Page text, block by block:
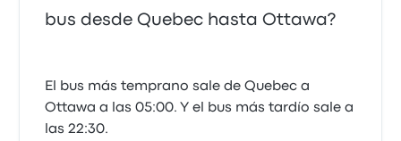
bus desde Quebec hasta Ottawa?
El bus más temprano sale de Quebec a
Ottawa a las 05:00. Y el bus más tardío sale a
las 22:30.